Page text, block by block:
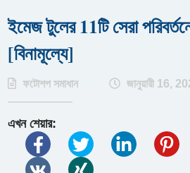
ইমেজ টুলের 11টি সেরা
[বিনামূল্যে]
ফটোশপ সমাধান জানুয়ারী 16,
এখন শেয়ার: